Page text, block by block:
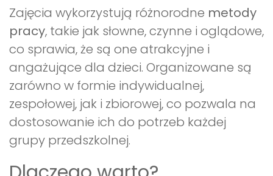
Zajęcia wykorzystują różnorodne metody
pracy, takie jak słowne, czynne i oglądowe,
co sprawia, że są one atrakcyjne i
angażujące dla dzieci. Organizowane są
zarówno w formie indywidualnej,
zespołowej, jak i zbiorowej, co pozwala na
dostosowanie ich do potrzeb każdej
grupy przedszkolnej.